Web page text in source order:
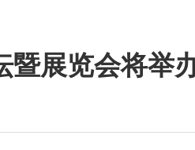
暨展览会将举